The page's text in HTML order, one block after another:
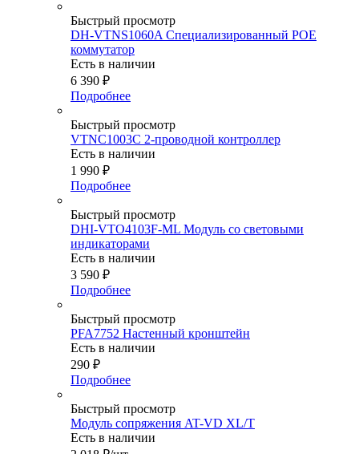
Быстрый просмотр
DH-VTNS1060A Специализированный POE
коммутатор
Есть в наличии
6 390 ₽
Подробнее
Быстрый просмотр
VTNC1003C 2-проводной контроллер
Есть в наличии
1 990 ₽
Подробнее
Быстрый просмотр
DHI-VTO4103F-ML Модуль со световыми
индикаторами
Есть в наличии
3 590 ₽
Подробнее
Быстрый просмотр
PFA7752 Настенный кронштейн
Есть в наличии
290 ₽
Подробнее
Быстрый просмотр
Модуль сопряжения AT-VD XL/T
Есть в наличии